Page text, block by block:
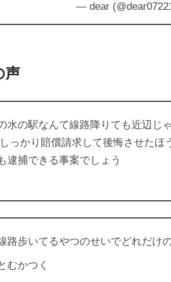
— dear
声
水の駅なんて線路降りても近辺じ
っかり賠償請求して後悔させたほ
逮捕できる事案でしょう
路歩いてるやつのせいでどれだけ
むかつく